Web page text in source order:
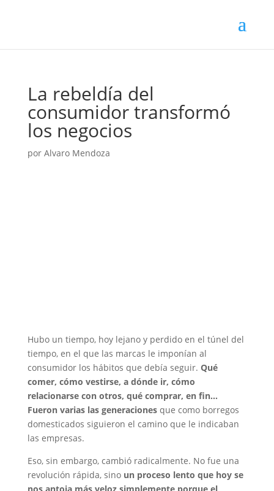
La rebeldía del
consumidor transformó
los negocios
por Alvaro Mendoza
Hubo un tiempo, hoy lejano y perdido en el túnel del
tiempo, en el que las marcas le imponían al
consumidor los hábitos que debía seguir. Qué
comer, cómo vestirse, a dónde ir, cómo
relacionarse con otros, qué comprar, en fin…
Fueron varias las generacionesque como borregos
domesticados siguieron el camino que le indicaban
las empresas.
Eso, sin embargo, cambió radicalmente. No fue una
revolución rápida, sino un proceso lento que hoy se